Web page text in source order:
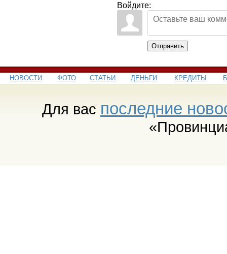
Войдите:
Отправить
НОВОСТИ ФОТО СТАТЬИ ДЕНЬГИ КРЕДИТЫ
Для вас последние